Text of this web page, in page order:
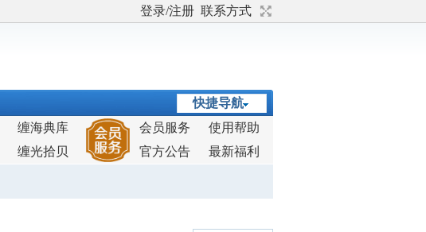
登录/注册 联系方式
快捷导航
缠海典库
缠光拾贝
会员服务
使用帮助
官方公告
最新福利